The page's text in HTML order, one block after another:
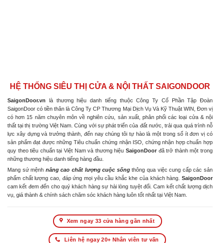
HỆ THỐNG SIÊU THỊ CỬA & NỘI THẤT SAIGONDOOR
SaigonDoor.vn là thương hiệu danh tiếng thuộc Công Ty Cổ Phần Tập Đoàn
SaigonDoor có tiền thân là Công Ty CP Thương Mại Dịch Vụ Và Kỹ Thuật WIN, Đơn vị
có hơn 15 năm chuyên môn về nghiên cứu, sản xuất, phân phối các loại cửa & nội
thất tại thị trường Việt Nam. Cùng với sự phát triển của đất nước, trải qua quá trình nỗ
lực xây dựng và trưởng thành, đến nay chúng tôi tự hào là một trong số ít đơn vị có
sản phẩm đạt được những Tiêu chuẩn chứng nhận ISO, chứng nhận hợp chuẩn hợp
quy theo tiêu chuẩn tại Việt Nam và thương hiệu SaigonDoor đã trở thành một trong
những thương hiệu danh tiếng hàng đầu.
Mang sứ mệnh nâng cao chất lượng cuộc sốngthông qua việc cung cấp các sản
phẩm chất lượng cao, đáp ứng mọi yêu cầu khắc khe của khách hàng. SaigonDoor
cam kết đem đến cho quý khách hàng sự hài lòng tuyệt đối. Cam kết chất lượng dịch
vụ, giá thành & chính sách chăm sóc khách hàng luôn tốt nhất tại Việt Nam.
Xem ngay 33 cửa hàng gần nhất
Liên hệ ngay 20+ Nhân viên tư vấn